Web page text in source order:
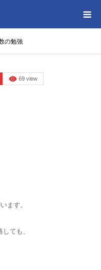
の勉強
69 view
ます。
ても、